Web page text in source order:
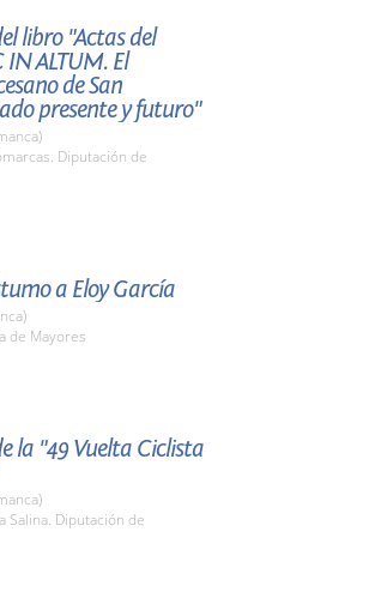
libro "Actas del
IN ALTUM. El
de San
presente y futuro"
Diputación de
a Eloy García
de Mayores
la "49 Vuelta Ciclista
Salina. Diputación de